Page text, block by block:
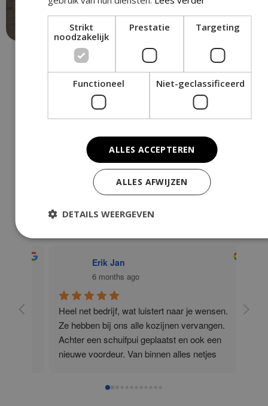
OVERIG
Wat klanten van ons
vinden
JM Dak en Kozijn
Erik Jan
6 months ago
Heel net bedrijf, wat luistert naar je wensen.
Ze hebben bij ons alle kozijnen vervangen.
Achter een schuifpui geplaatst en ook een
nieuwe voordeur. Van binnen alles netjes
dakkapel opgeknapt, in totaal zijn ze bijna 2
Dit
Strikt
noodzakelijk
Prestatie Targeting
Functioneel Niet-geclassificeerd
ALLES ACCEPTEREN
ALLES AFWIJZEN
DETAILS WEERGEVEN